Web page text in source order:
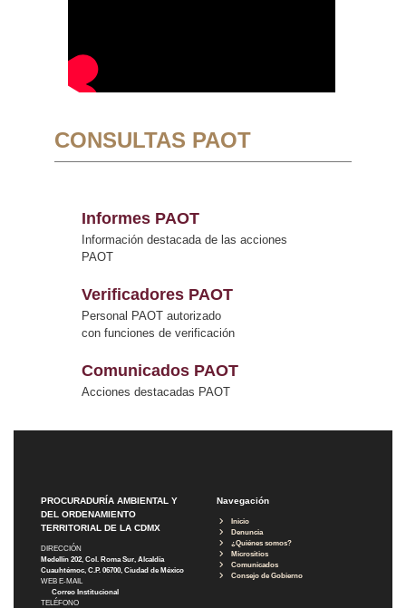
CONSULTAS PAOT
Informes PAOT
Información destacada de las acciones
PAOT
Verificadores PAOT
Personal PAOT autorizado
con funciones de verificación
Comunicados PAOT
Acciones destacadas PAOT
PROCURADURÍA AMBIENTAL Y
DEL ORDENAMIENTO
TERRITORIAL DE LA CDMX
DIRECCIÓN
Medellín 202, Col. Roma Sur, Alcaldía
Cuauhtémoc, C.P. 06700, Ciudad de México
WEB E-MAIL
Correo Institucional
TELÉFONO
Navegación
Inicio
Denuncia
¿Quiénes somos?
Micrositios
Comunicados
Consejo de Gobierno